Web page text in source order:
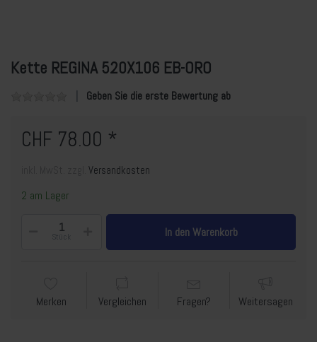
Kette REGINA 520X106 EB-ORO
Geben Sie die erste Bewertung ab
CHF 78.00 *
Versandkosten
2 am Lager
Stück In den Warenkorb
Merken Vergleichen Fragen? Weitersagen